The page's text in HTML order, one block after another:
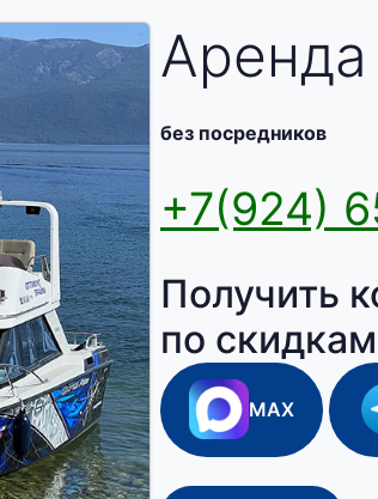
Аренда
без посредников
+7(924)
Получить
по скидкам
MAX